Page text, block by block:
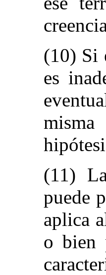
(10) Si
es
(11)
puede
aplica
o bien